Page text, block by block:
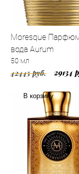
Moresque
вода Aurum
50 мл
42445 руб. 29134
В корзину